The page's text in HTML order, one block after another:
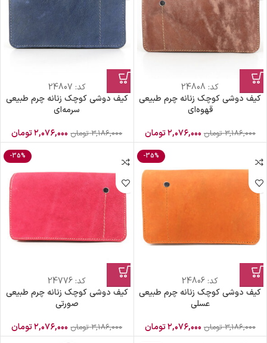
کد: 24808
کیف دوشی کوچک زنانه چرم طبیعی
قهوه‌ای
۳,۱۸۶,۰۰۰ تومان ۲,۰۷۶,۰۰۰تومان
کد: 24807
کیف دوشی کوچک زنانه چرم طبیعی
سرمه‌ای
۳,۱۸۶,۰۰۰ تومان ۲,۰۷۶,۰۰۰تومان
-35%
کد: 24806
کیف دوشی کوچک زنانه چرم طبیعی
عسلی
۳,۱۸۶,۰۰۰ تومان ۲,۰۷۶,۰۰۰تومان
-35%
کد: 24776
کیف دوشی کوچک زنانه چرم طبیعی
صورتی
۳,۱۸۶,۰۰۰ تومان ۲,۰۷۶,۰۰۰تومان